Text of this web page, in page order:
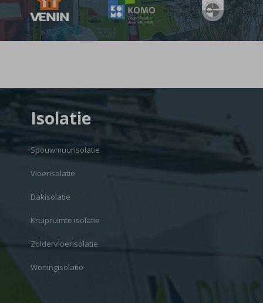
Isolatie
Spouwmuurisolatie
Vloerisolatie
Dakisolatie
Kruipruimte isolatie
Zoldervloerisolatie
Woningisolatie